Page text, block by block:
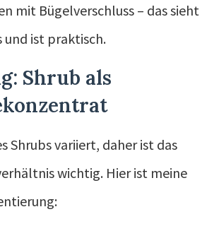
mit Bügelverschluss – das sieht
und ist praktisch.
Shrub als
Shrubs variiert, daher ist das
wichtig. Hier ist meine